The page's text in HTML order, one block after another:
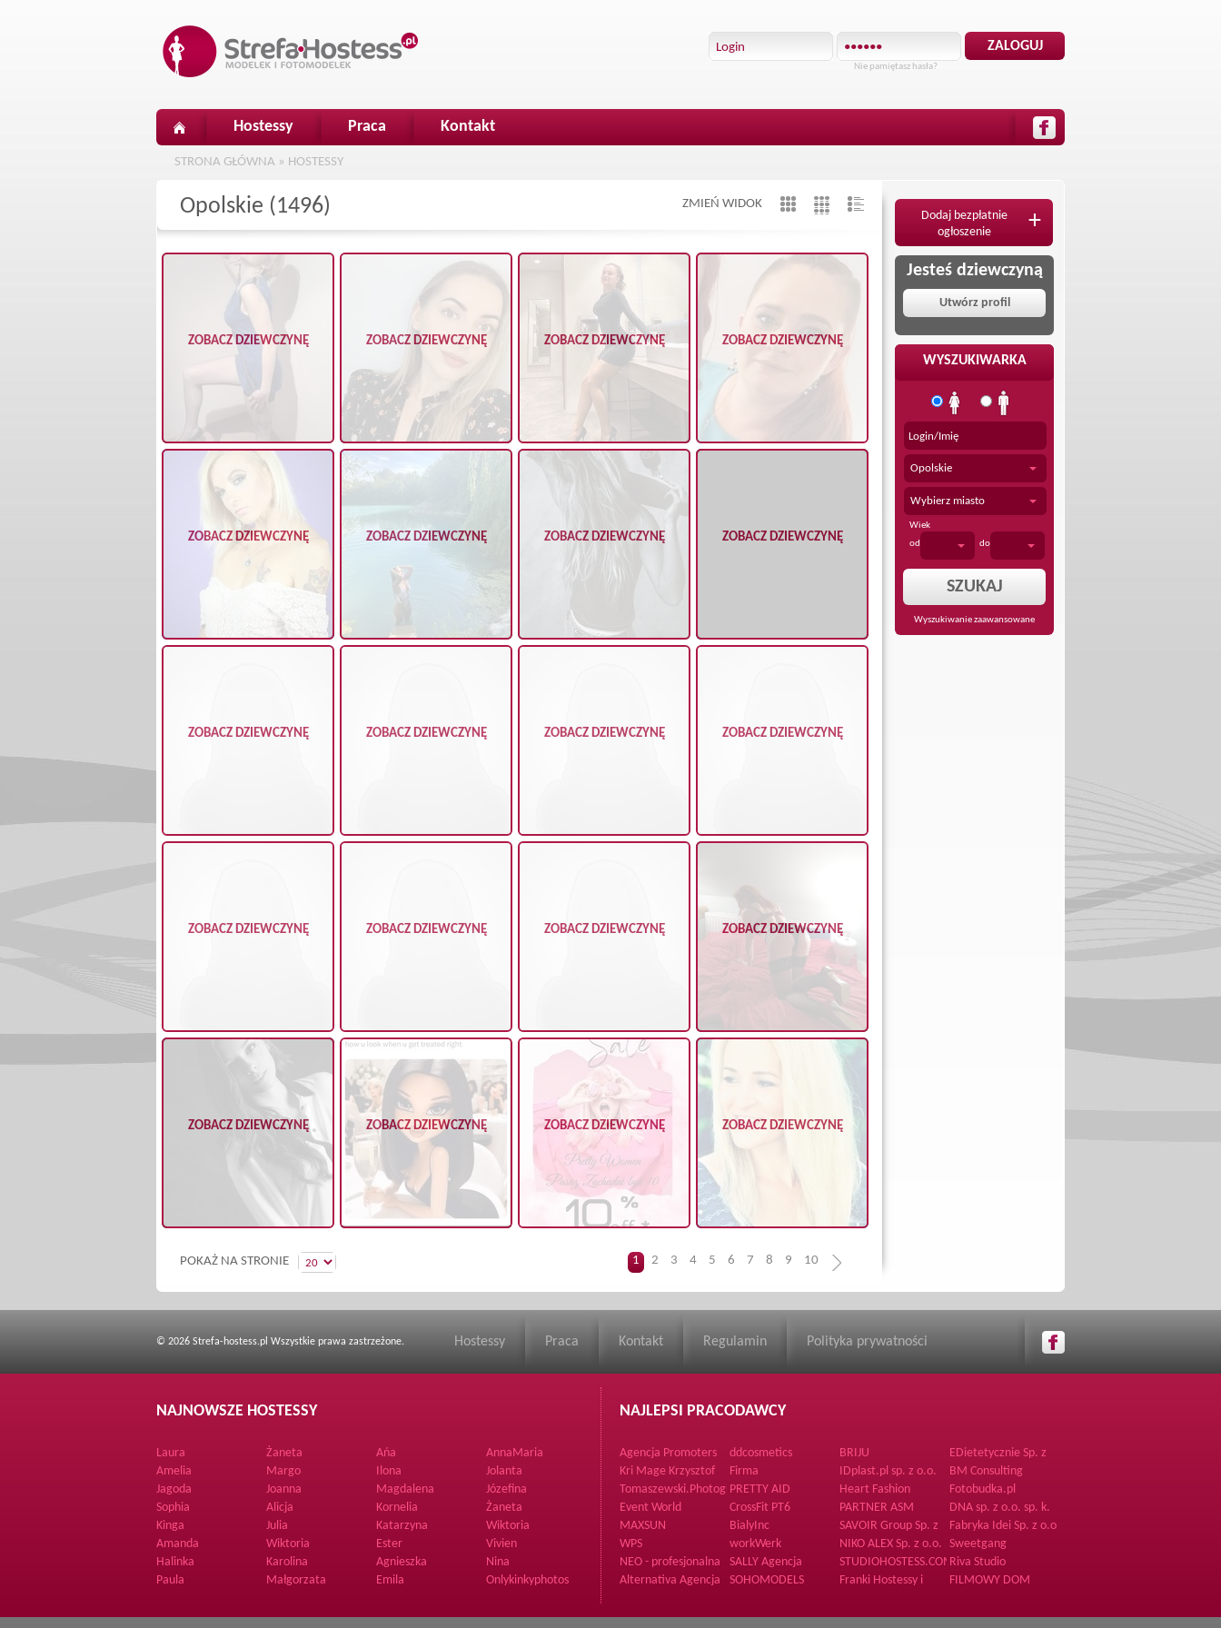
Nie pamiętasz hasła?
Hostessy Praca Kontakt
STRONA GŁÓWNA » HOSTESSY
Opolskie (1496) ZMIEŃ WIDOK
ZOBACZ DZIEWCZYNĘ ZOBACZ DZIEWCZYNĘ ZOBACZ DZIEWCZYNĘ ZOBACZ DZIEWCZYNĘ
ZOBACZ DZIEWCZYNĘ ZOBACZ DZIEWCZYNĘ ZOBACZ DZIEWCZYNĘ ZOBACZ DZIEWCZYNĘ
ZOBACZ DZIEWCZYNĘ ZOBACZ DZIEWCZYNĘ ZOBACZ DZIEWCZYNĘ ZOBACZ DZIEWCZYNĘ
ZOBACZ DZIEWCZYNĘ ZOBACZ DZIEWCZYNĘ ZOBACZ DZIEWCZYNĘ ZOBACZ DZIEWCZYNĘ
ZOBACZ DZIEWCZYNĘ ZOBACZ DZIEWCZYNĘ ZOBACZ DZIEWCZYNĘ ZOBACZ DZIEWCZYNĘ
POKAŻ NA STRONIE 1 2 3 4 5 6 7 8 9 10
Dodaj bezpłatnie
ogłoszenie
+
Jesteś dziewczyną
Utwórz profil
WYSZUKIWARKA
Opolskie
Wybierz miasto
Wiek
od
do
Wyszukiwanie zaawansowane
© 2026 Strefa-hostess.pl Wszystkie prawa zastrzeżone. Hostessy Praca Kontakt Regulamin Polityka prywatności
NAJNOWSZE HOSTESSY
Laura Żaneta Ańa
AnnaMaria
Amelia
Margo Ilona
Jolanta
Jagoda
Joanna Magdalena
Józefina
Sophia
Alicja Kornelia
Żaneta
Kinga
Julia Katarzyna
Wiktoria
Amanda
Wiktoria Ester
Vivien
Halinka
Karolina Agnieszka
Nina
Paula
Małgorzata Emila Onlykinkyphotos
NAJLEPSI PRACODAWCY
Agencja Promoters ddcosmetics BRIJU
EDietetycznie Sp. z
o.o.
Kri Mage Krzysztof
Zdrzałka
Firma IDplast.pl sp. z o.o.
BM Consulting
Tomaszewski.PhotographyPRETTY AID Heart Fashion
Fotobudka.pl
Event World
CrossFit PT6 PARTNER ASM
DNA sp. z o.o. sp. k.
MAXSUN
BialyInc
SAVOIR Group Sp. z
o.o.
Fabryka Idei Sp. z o.o
WPS
workWerk NIKO ALEX Sp. z o.o. Sweetgang
NEO - profesjonalna
organizacja imprez
SALLY Agencja
Hostess i
STUDIOHOSTESS.COMRiva Studio
Alternativa Agencja
SOHOMODELS
Franki Hostessy i
Przodków
FILMOWY DOM